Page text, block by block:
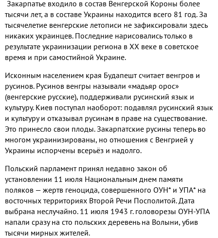
Закарпатье входило в состав Венгерской Короны более
тысячи лет, а в составе Украины находится всего 81 год.За
тысячелетие венгерские летописи не зафиксировали здесь
никаких украинцев. Последние нарисовались только в
результате украинизации региона в ХХ веке в советское
время и при самостийной Украине.
Исконным населением края Будапешт считает венгров и
русинов. Русинов венгры называли «мадьяр орос»
(венгерские русские), поддерживали русинский язык и
культуру. Киев поступал наоборот: подавлял русинский язык
и культуру и отказывал русинам в праве на существование.
Это принесло свои плоды.Закарпатские русины теперь во
многом украинизированы, но отношения с Венгрией у
Украины испорчены всерьёз и надолго.
Польский парламент принял недавно закон об
установлении 11 июля Национальным днем памяти
поляков — жертв геноцида, совершенного ОУН* и УПА* на
восточных территориях Второй Речи Посполитой. Дата
выбрана неслучайно. 11 июля 1943 г. головорезы ОУН-УПА
напали сразу на сто польских деревень на Волыни, убив
тысячи мирных жителей.